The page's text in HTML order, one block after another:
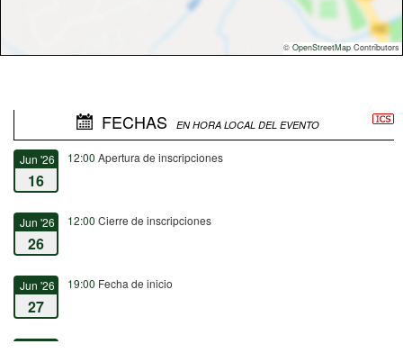
© OpenStreetMap Contributors
FECHAS EN HORA LOCAL DEL EVENTO
Jun '26
16
12:00 Apertura de inscripciones
Jun '26
26
12:00 Cierre de inscripciones
Jun '26
27
19:00 Fecha de inicio